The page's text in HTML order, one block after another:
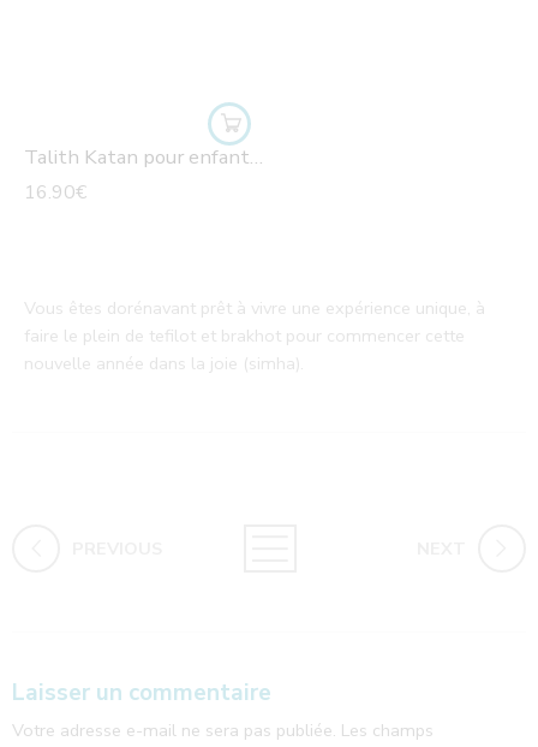
Talith Katan pour enfants Breslev
16.90€
Vous êtes dorénavant prêt à vivre une expérience unique, à
faire le plein de tefilot et brakhot pour commencer cette
nouvelle année dans la joie (simha).
Laisser un commentaire
Votre adresse e-mail ne sera pas publiée. Les champs